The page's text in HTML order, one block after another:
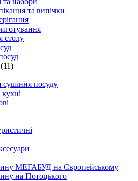
та випічки
столу
(11)
посуду
МЕГАБУД на Європейському
на Потоцького